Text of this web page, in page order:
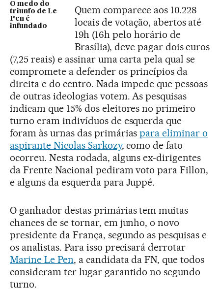
O medo do
triunfo de Le
Pen é
infundado
Quem comparece aos 10.228
locais de votação, abertos até
19h (16h pelo horário de
Brasília), deve pagar dois euros
(7,25 reais) e assinar uma carta pela qual se
compromete a defender os princípios da
direita e do centro. Nada impede que pessoas
de outras ideologias votem. As pesquisas
indicam que 15% dos eleitores no primeiro
turno eram indivíduos de esquerda que
foram às urnas das primáriaspara eliminar o
aspirante Nicolas Sarkozy, como de fato
ocorreu. Nesta rodada, alguns ex-dirigentes
da Frente Nacional pediram voto para Fillon,
e alguns da esquerda para Juppé.
O ganhador destas primárias tem muitas
chances de se tornar, em junho, o novo
presidente da França, segundo as pesquisas e
os analistas. Para isso precisará derrotar
Marine Le Pen, a candidata da FN, que todos
consideram ter lugar garantido no segundo
turno.